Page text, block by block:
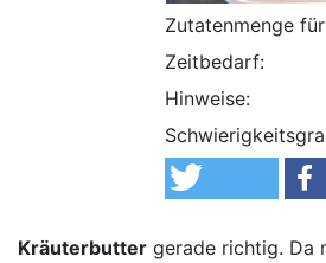
Zutatenmenge
Zeitbedarf:
Hinweise:
Kräuterbutter gerade richtig. Da